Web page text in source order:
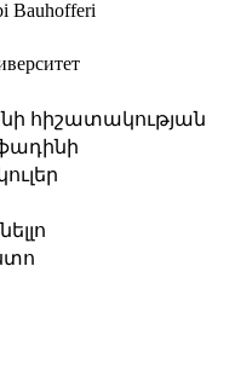
Bauhofferi
հիշատակության